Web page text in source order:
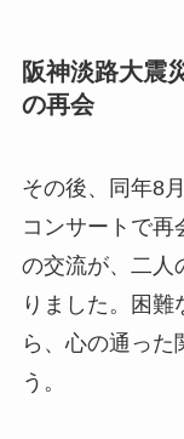
阪神淡路大震
の再会
その後、同年8
コンサートで再
の交流が、二人
りました。困
ら、心の通った
う。